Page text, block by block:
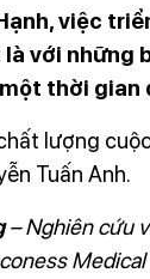
việc
với những
một
lượng
Tuấn Anh.
– Nghiên cứu